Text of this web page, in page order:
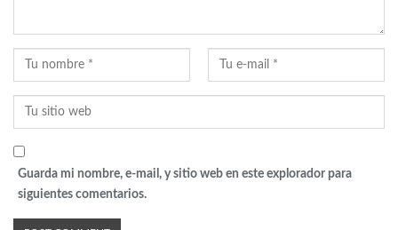
Guarda mi nombre, e-mail, y sitio web en este explorador para
siguientes comentarios.